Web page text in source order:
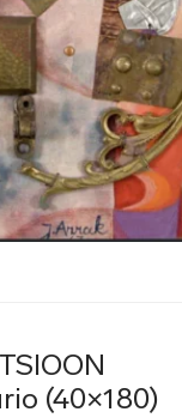
(40×180)